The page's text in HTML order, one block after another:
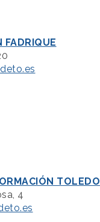
FADRIQUE
TOLEDO
4